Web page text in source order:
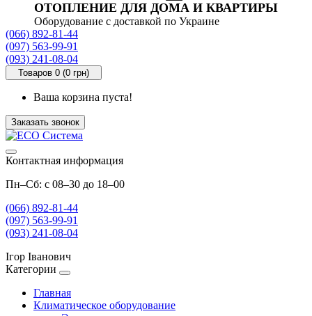
ОТОПЛЕНИЕ ДЛЯ ДОМА И КВАРТИРЫ
Оборудование с доставкой по Украине
(066) 892-81-44
(097) 563-99-91
(093) 241-08-04
Товаров 0 (0 грн)
Ваша корзина пуста!
Заказать звонок
Контактная информация
Пн–Сб: с 08–30 до 18–00
(066) 892-81-44
(097) 563-99-91
(093) 241-08-04
Ігор Іванович
Категории
Главная
Климатическое оборудование